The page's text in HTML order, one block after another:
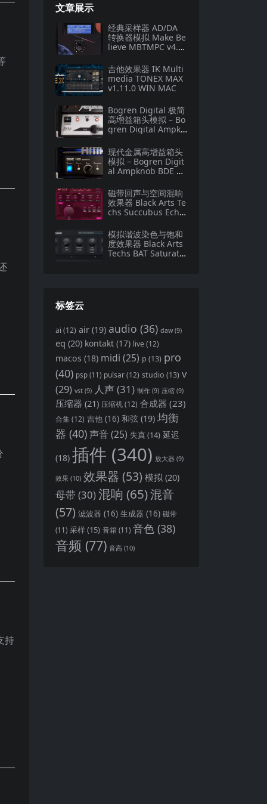
持
文章展示
经典采样器 AD/DA
转换器模拟 Make Be
lieve MBTMPC v4.1.
吉他效果器 IK Multi
media TONEX MAX
v1.11.0 WIN MAC
Bogren Digital 极简
高增益箱头模拟 – Bo
gren Digital Ampkn
B Mac [MORiA]
现代金属高增益箱头
模拟 – Bogren Digit
al Ampknob BDE 12
[MORiA]
磁带回声与空间混响
效果器 Black Arts Te
chs Succubus Echo
模拟谐波染色与饱和
度效果器 Black Arts
Techs BAT Saturato
标签云
ai (12) air (19) audio (36) daw (9)
eq (20) kontakt (17) live (12)
macos (18) midi (25) p (13) pro
(40) psp (11) pulsar(12) studio (13) v
(29) vst (9) 人声(31) 制作 (9) 压缩 (9)
压缩器 (21) 压缩机(12) 合成器 (23)
合集(12) 吉他 (16) 和弦 (19) 均衡
器 (40) 声音(25) 失真(14) 延迟
(18) 插件 (340) 放大器 (9)
效果 (10) 效果器 (53) 模拟 (20)
母带 (30)混响 (65)混音
(57) 滤波器 (16) 生成器 (16) 磁带
(11) 采样(15) 音箱 (11) 音色 (38)
音频 (77) 音高 (10)